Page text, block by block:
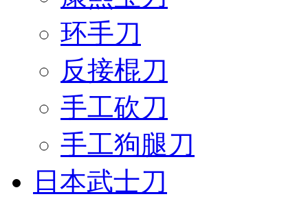
环手刀
反接棍刀
手工砍刀
手工狗腿刀
日本武士刀